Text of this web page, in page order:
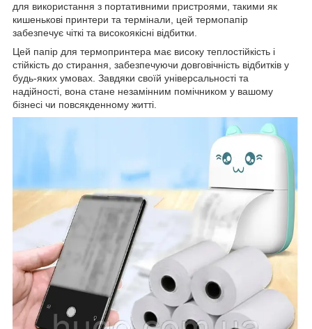
для використання з портативними пристроями, такими як
кишенькові принтери та термінали, цей термопапір
забезпечує чіткі та високоякісні відбитки.
Цей папір для термопринтера має високу теплостійкість і
стійкість до стирання, забезпечуючи довговічність відбитків у
будь-яких умовах. Завдяки своїй універсальності та
надійності, вона стане незамінним помічником у вашому
бізнесі чи повсякденному житті.